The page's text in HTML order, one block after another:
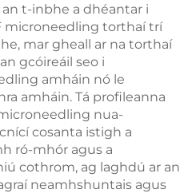
t-inbhe a dhéantar i
microneedling torthaí trí
mar gheall ar na torthaí
gcóireáil seo i
amháin nó le
amháin. Tá profileanna
nua-
cosanta istigh a
ró-mhór agus a
cothrom, ag laghdú ar an
neamhshuntais agus